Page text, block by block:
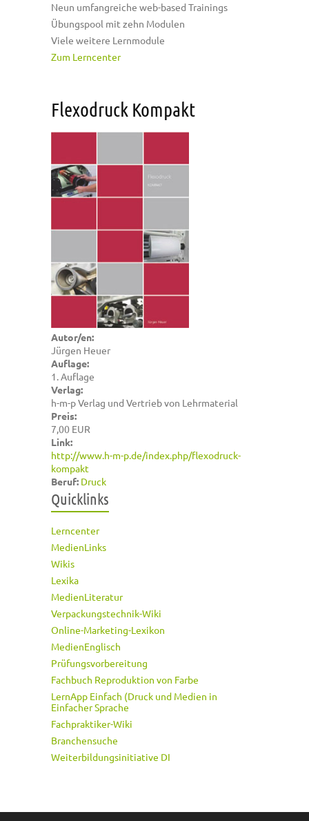
Neun umfangreiche web-based Trainings
Übungspool mit zehn Modulen
Viele weitere Lernmodule
Zum Lerncenter
Flexodruck Kompakt
Autor/en:
Jürgen Heuer
Auflage:
1. Auflage
Verlag:
h-m-p Verlag und Vertrieb von Lehrmaterial
Preis:
7,00 EUR
Link:
http://www.h-m-p.de/index.php/flexodruck-
kompakt
Beruf: Druck
Quicklinks
Lerncenter
MedienLinks
Wikis
Lexika
MedienLiteratur
Verpackungstechnik-Wiki
Online-Marketing-Lexikon
MedienEnglisch
Prüfungsvorbereitung
Fachbuch Reproduktion von Farbe
LernApp Einfach (Druck und Medien in
Einfacher Sprache
Fachpraktiker-Wiki
Branchensuche
Weiterbildungsinitiative DI